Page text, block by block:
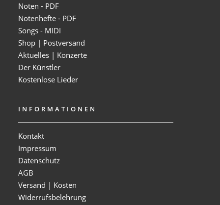
Noten - PDF
Notenhefte - PDF
Songs - MIDI
Shop | Postversand
Aktuelles | Konzerte
Der Künstler
Kostenlose Lieder
INFORMATIONEN
Kontakt
Impressum
Datenschutz
AGB
Versand | Kosten
Widerrufsbelehrung